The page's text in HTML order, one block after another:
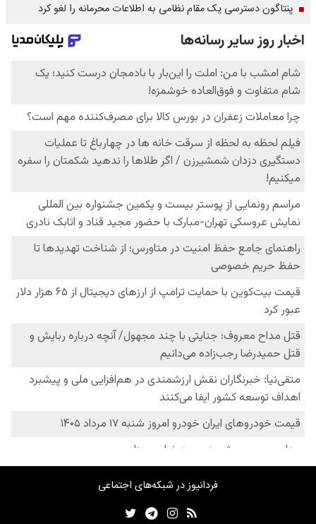
پنتاگون دسترسی یک مقام نظامی به اطلاعات محرمانه را لغو کرد
فردانیوز در شبکه‌های اجتماعی